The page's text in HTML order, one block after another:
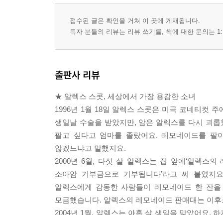
접수된 글은 확인을 거쳐 이 곳에 게재됩니다.
독자 분들의 리뷰는 리뷰 쓰기를, 책에 대한 문의는
출판사 리뷰
★ 알렉스 스콧, 세상에서 가장 용감한 소녀
1996년 1월 18일 알렉스 스콧은 미국 코네티컷 주
생일날 수술을 받았지만, 암은 알렉스를 다시 괴
팔고 싶다고 엄마를 졸랐어요. 레모네이드를
않겠느냐고 말했지요.
2000년 6월, 다섯 살 알렉스는 집 앞에‘알렉스의
소아암 기부금으로 기부됩니다’라고 써 붙였
알렉스에게 감동한 사람들이 레모네이드 한 잔
모금했습니다. 알렉스의 레모네이드 판매대는 이
2004년 1월, 알렉스는 아홉 살 생일을 맞았어요.